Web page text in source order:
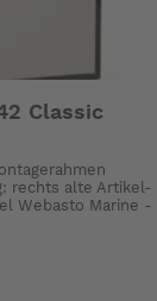
Classic
rechts alte Artikel-
Webasto Marine -